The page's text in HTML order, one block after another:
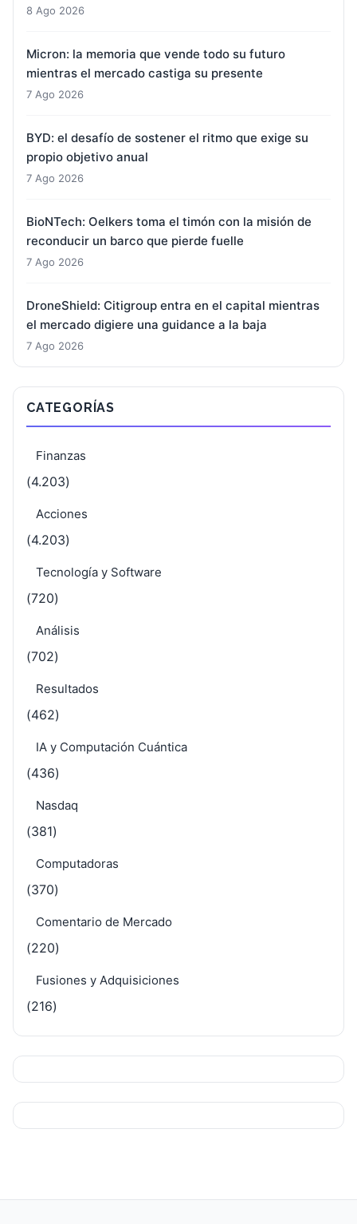
8 Ago 2026
Micron: la memoria que vende todo su futuro
mientras el mercado castiga su presente
7 Ago 2026
BYD: el desafío de sostener el ritmo que exige su
propio objetivo anual
7 Ago 2026
BioNTech: Oelkers toma el timón con la misión de
reconducir un barco que pierde fuelle
7 Ago 2026
DroneShield: Citigroup entra en el capital mientras
el mercado digiere una guidance a la baja
7 Ago 2026
CATEGORÍAS
Finanzas
(4.203)
Acciones
(4.203)
Tecnología y Software
(720)
Análisis
(702)
Resultados
(462)
IA y Computación Cuántica
(436)
Nasdaq
(381)
Computadoras
(370)
Comentario de Mercado
(220)
Fusiones y Adquisiciones
(216)